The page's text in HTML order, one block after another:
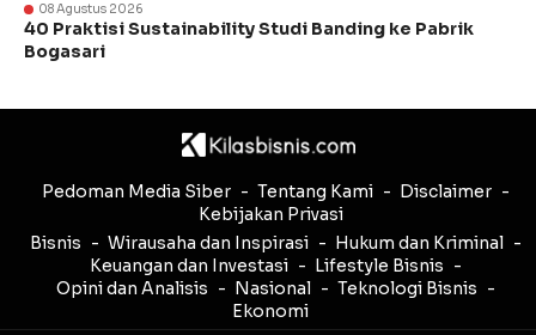
08 Agustus 2026
40 Praktisi Sustainability Studi Banding ke Pabrik
Bogasari
Pedoman Media Siber Tentang Kami
Disclaimer
Kebijakan Privasi
Bisnis
Wirausaha dan Inspirasi
Hukum dan Kriminal
Keuangan dan Investasi
Lifestyle Bisnis
Opini dan Analisis
Nasional
Teknologi Bisnis
Ekonomi